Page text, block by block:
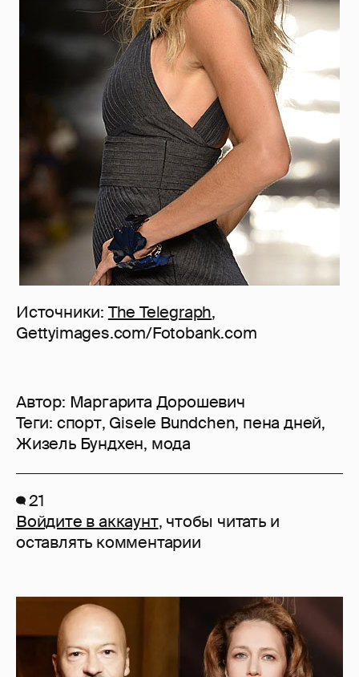
Источники: The Telegraph,
Gettyimages.com/Fotobank.com
Автор: Маргарита Дорошевич
Теги: спорт, Gisele Bundchen, пена дней,
Жизель Бундхен, мода
21
Войдите в аккаунт, чтобы читать и
оставлять комментарии